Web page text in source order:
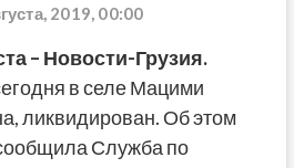
2019, 00:00
– Новости-Грузия.
в селе Мацими
ликвидирован. Об этом
Служба по